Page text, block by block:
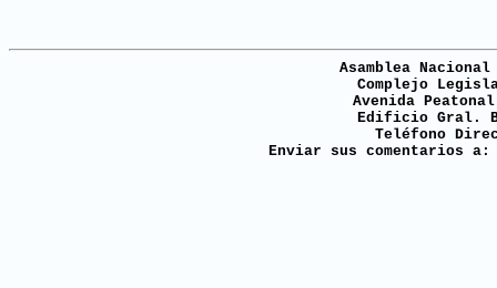
Asamblea
Complejo
Avenida
Edificio Gral.
Teléfono
Enviar sus comentarios